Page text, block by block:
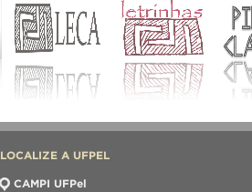
LOCALIZE A UFPEL
CAMPI UFPel